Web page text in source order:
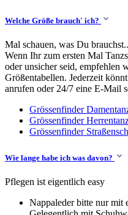
Welche Größe brauch' ich?
Mal schauen, was Du
Wenn Ihr zum ersten Mal
oder unsicher seid, empfehlen
Größentabellen. Jederzeit
anrufen oder 24/7 eine E-Mail
Grössenfinder
Grössenfinder
Grössenfinder
Wie lange habe ich was davon?
Pflegen ist eigentlich easy
Nappaleder bitte nur mit